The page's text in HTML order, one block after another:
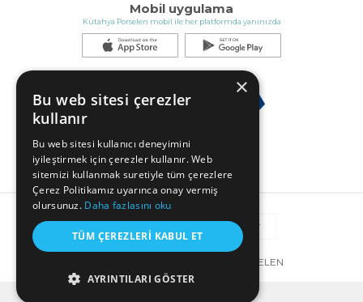
Mobil uygulama
Kütahya Porselen mobil ile her platformda yanınızda
© COPYRIGHT 2025 KÜTAHYA PORSELEN
×
Bu web sitesi çerezler
kullanır
Bu web sitesi kullanıcı deneyimini
iyileştirmek için çerezler kullanır. Web
sitemizi kullanmak suretiyle tüm çerezlere
Çerez Politikamız uyarınca onay vermiş
olursunuz. Daha fazlasını oku
TÜM ÇEREZLERI KABUL ET
AYRINTILARI GÖSTER